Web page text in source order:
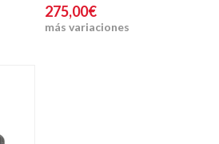
275,00€
más variaciones